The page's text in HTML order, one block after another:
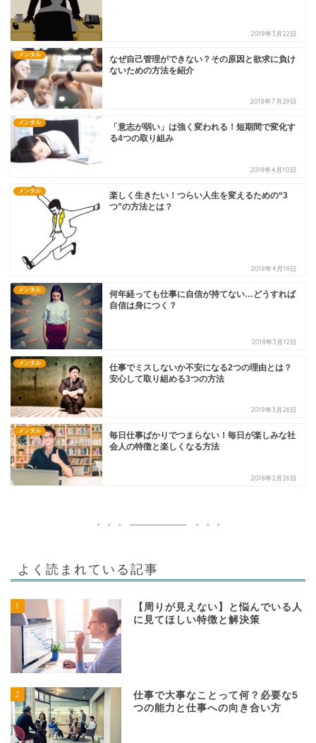
2018年3月22日
メンタル
なぜ自己管理ができない？その原因と欲求に負け
ないための方法を紹介
2018年7月29日
メンタル
「意志が弱い」は強く変われる！短期間で変化す
る4つの取り組み
2018年4月10日
メンタル
楽しく生きたい！つらい人生を変えるための“3
つ”の方法とは？
2018年4月18日
メンタル
何年経っても仕事に自信が持てない…どうすれば
自信は身につく？
2018年3月12日
メンタル
仕事でミスしないか不安になる2つの理由とは？
安心して取り組める3つの方法
2018年3月26日
メンタル
毎日仕事ばかりでつまらない！毎日が楽しみな社
会人の特徴と楽しくなる方法
2018年2月26日
よく読まれている記事
1
【周りが見えない】と悩んでいる人
に見てほしい特徴と解決策
2
仕事で大事なことって何？必要な5
つの能力と仕事への向き合い方